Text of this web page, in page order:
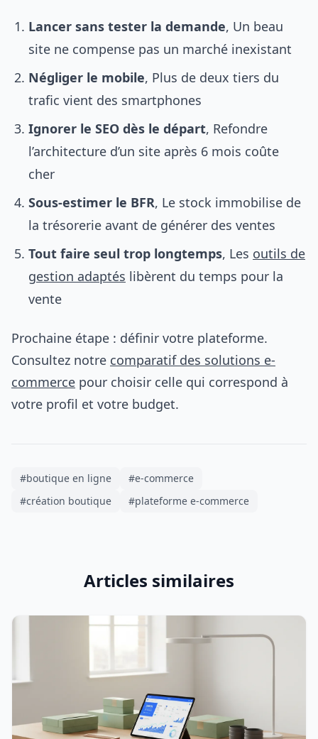
Lancer sans tester la demande, Un beau
site ne compense pas un marché inexistant
Négliger le mobile, Plus de deux tiers du
trafic vient des smartphones
Ignorer le SEO dès le départ, Refondre
l’architecture d’un site après 6 mois coûte
cher
Sous-estimer le BFR, Le stock immobilise de
la trésorerie avant de générer des ventes
Tout faire seul trop longtemps, Les outils de
gestion adaptés libèrent du temps pour la
vente
Prochaine étape : définir votre plateforme.
Consultez notre comparatif des solutions e-
commerce pour choisir celle qui correspond à
votre profil et votre budget.
#boutique en ligne
#e-commerce
#création boutique
#plateforme e-commerce
Articles similaires